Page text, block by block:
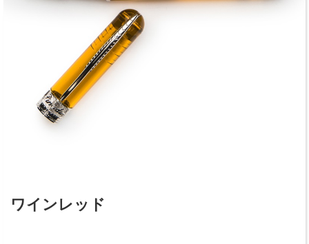
ワインレッド